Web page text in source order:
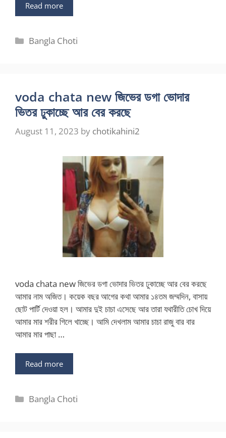
Read more
Categories
Bangla Choti
voda chata new জিভের ডগা ভোদার
ভিতর ঢুকাচ্ছে আর বের করছে
August 11, 2023 by chotikahini2
voda chata new জিভের ডগা ভোদার ভিতর ঢুকাচ্ছে আর বের করছে
আমার নাম অজিত। কয়েক বছর আগের কথা আমার ১৪তম জম্মদিন, বাসায়
ছোট পার্টি দেওয়া হল। আমার দুই চাচা এসেছে আর তারা যথারীতি চোখ দিয়ে
আমার মার শরীর গিলে খাচ্ছে। আমি দেখলাম আমার চাচা রাজু বার বার
আমার মার পাছা …
Read more
Categories
Bangla Choti